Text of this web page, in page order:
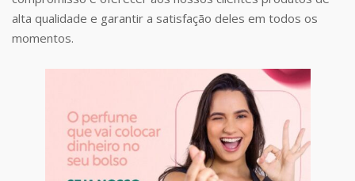
alta qualidade e garantir a satisfação deles em todos os
momentos.